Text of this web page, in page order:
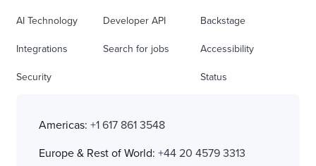
AI Technology
Integrations
Security
Developer API
Search for jobs
Backstage
Accessibility
Status
Americas: +1 617 861 3548
Europe & Rest of World: +44 20 4579 3313